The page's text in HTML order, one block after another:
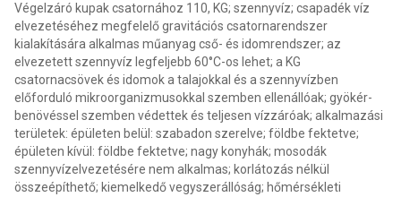
Végelzáró kupak csatornához 110, KG; szennyvíz; csapadék víz
elvezetéséhez megfelelő gravitációs csatornarendszer
kialakítására alkalmas műanyag cső- és idomrendszer; az
elvezetett szennyvíz legfeljebb 60°C-os lehet; a KG
csatornacsövek és idomok a talajokkal és a szennyvízben
előforduló mikroorganizmusokkal szemben ellenállóak; gyökér-
benövéssel szemben védettek és teljesen vízzáróak; alkalmazási
területek: épületen belül: szabadon szerelve; földbe fektetve;
épületen kívül: földbe fektetve; nagy konyhák; mosodák
szennyvízelvezetésére nem alkalmas; korlátozás nélkül
összeépíthető; kiemelkedő vegyszerállóság; hőmérsékleti